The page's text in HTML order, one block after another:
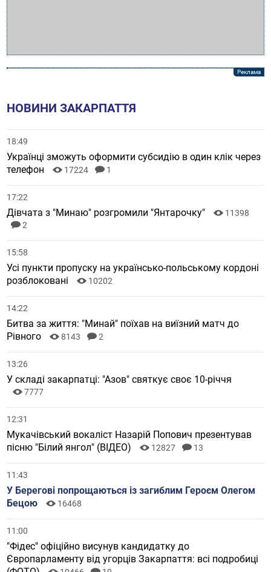
НОВИНИ ЗАКАРПАТТЯ
18:49
Українці зможуть оформити субсидію в один клік через
телефон
17224 1
17:22
Дівчата з "Минаю" розгромили "Янтарочку"
11398
2
15:58
Усі пункти пропуску на українсько-польському кордоні
розблоковані
10202
14:22
Битва за життя: "Минай" поїхав на виїзний матч до
Рівного
8143 2
13:26
У складі закарпатці: "Азов" святкує своє 10-річчя
7777
12:31
Мукачівський вокаліст Назарій Попович презентував
пісню "Білий янгол" (ВІДЕО)
12827 13
11:43
У Берегові попрощаються із загиблим Героєм Олегом
Бецою
16468
11:00
"Фідес" офіційно висунув кандидатку до
Європарламенту від угорців Закарпаття: всі подробиці